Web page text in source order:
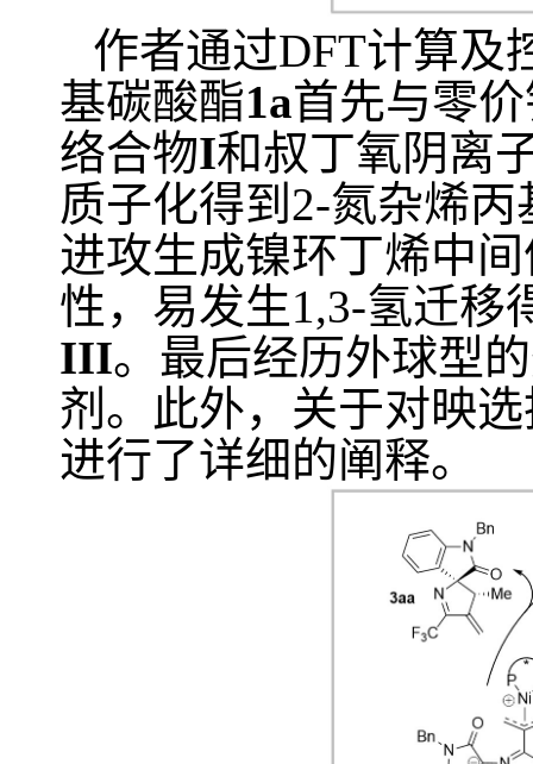
作者通过DFT计算及
基碳酸酯1a首先与零
络合物I和叔丁氧阴离
质子化得到 2-氮杂烯丙
进攻生成镍环丁烯中
性，易发生1,3-氢迁移
III。最后经历外球型
剂。此外，关于对映
进行了详细的阐释。